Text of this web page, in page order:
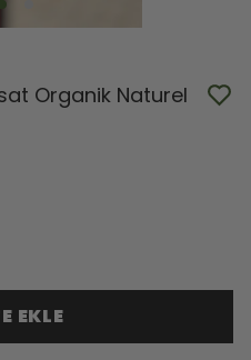
Organik Naturel
EKLE